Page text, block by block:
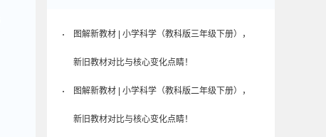
图解新教材 | 小学科学（教科版三年级下册），
新旧教材对比与核心变化点睛！
图解新教材 | 小学科学（教科版二年级下册），
新旧教材对比与核心变化点睛！